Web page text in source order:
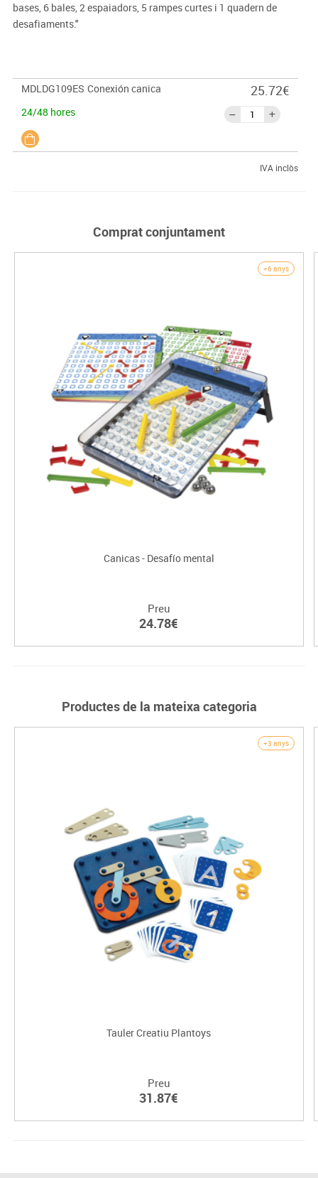
bases, 6 bales, 2 espaiadors, 5 rampes curtes i 1 quadern de
desafiaments."
MDLDG109ES Conexión canica
24/48 hores
25.72€
IVA inclòs
Comprat conjuntament
+6 anys
Canicas - Desafío mental
Preu
24.78€
Productes de la mateixa categoria
+3 anys
Tauler Creatiu Plantoys
Preu
31.87€